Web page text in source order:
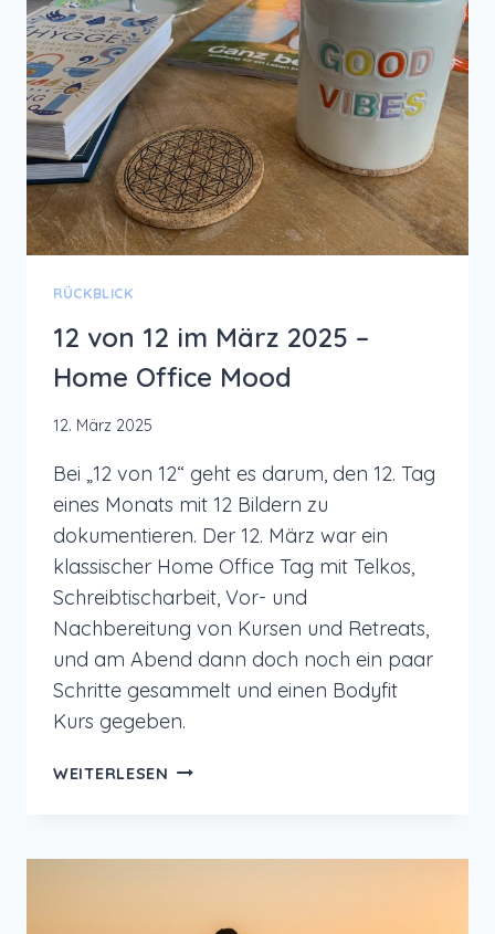
RÜCKBLICK
12 von 12 im März 2025 –
Home Office Mood
12. März 2025
Bei „12 von 12“ geht es darum, den 12. Tag
eines Monats mit 12 Bildern zu
dokumentieren. Der 12. März war ein
klassischer Home Office Tag mit Telkos,
Schreibtischarbeit, Vor- und
Nachbereitung von Kursen und Retreats,
und am Abend dann doch noch ein paar
Schritte gesammelt und einen Bodyfit
Kurs gegeben.
WEITERLESEN 12